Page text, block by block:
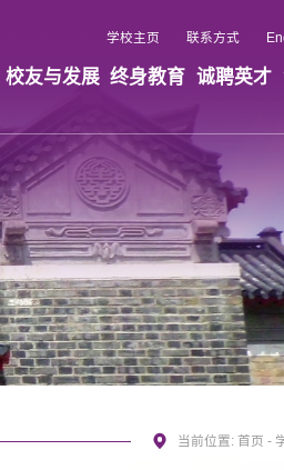
学校主页 联系方式
校友与发展 终身教育 诚聘英才
当前位置: 首页 -